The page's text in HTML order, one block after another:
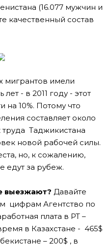
(16.077 мужчин и
качественный состав
мигрантов имели
- в 2011 году - этот
на 10%. Потому что
составляет около
Таджикистана
новой рабочей силы.
но, к сожалению,
едут за рубеж.
выезжают? Давайте
цифрам Агентство по
плата в РТ –
в Казахстане - 465$
– 200$ , в